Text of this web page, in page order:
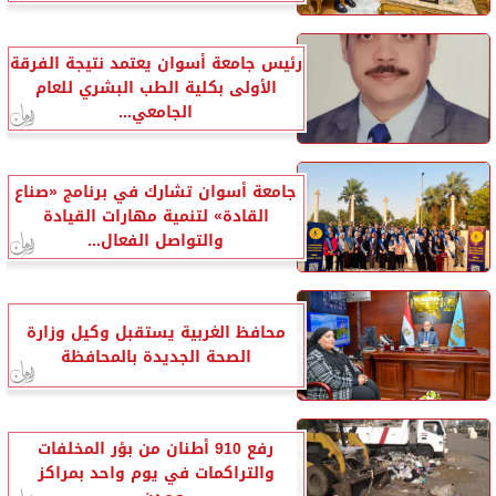
رئيس جامعة أسوان يعتمد نتيجة الفرقة
الأولى بكلية الطب البشري للعام
الجامعي...
جامعة أسوان تشارك في برنامج «صناع
القادة» لتنمية مهارات القيادة
والتواصل الفعال...
محافظ الغربية يستقبل وكيل وزارة
الصحة الجديدة بالمحافظة
رفع 910 أطنان من بؤر المخلفات
والتراكمات في يوم واحد بمراكز